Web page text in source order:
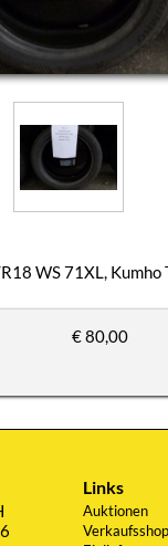
WS 71XL, Kumho
€ 80,00
Links
Auktionen
Verkaufsshop